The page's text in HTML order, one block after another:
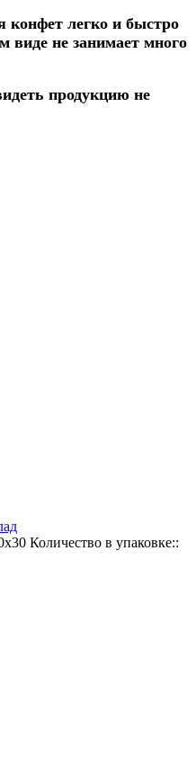
конфет легко и быстро
виде не занимает много
продукцию не
Количество в упаковке::